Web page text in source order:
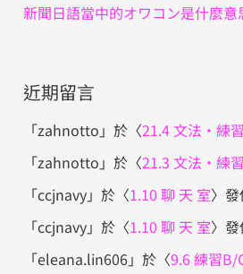
新聞日語當中的オワコン是什麼
近期留言
「zahnotto 」於〈21.4 文法・練
「zahnotto 」於〈21.3 文法・練
「ccjnavy」於〈1.10 聊 天 室〉
「ccjnavy」於〈1.10 聊 天 室〉
「eleana.lin606」於〈9.6 練習B/